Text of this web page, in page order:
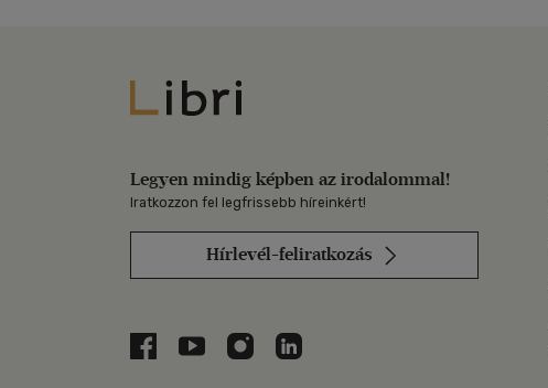
Libri
Legyen mindig képben az irodalommal!
Iratkozzon fel legfrissebb híreinkért!
Hírlevél-feliratkozás
Libri a Facebookon
Libri a Youtube-on
Libri az Instagramon
Libri a LinkedInen